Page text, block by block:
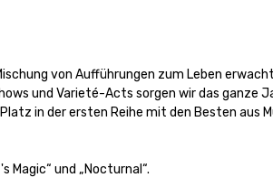
von Aufführungen zum Leben
und Varieté-Acts sorgen wir das ganze
in der ersten Reihe mit den Besten aus
Magic“ und „Nocturnal“.